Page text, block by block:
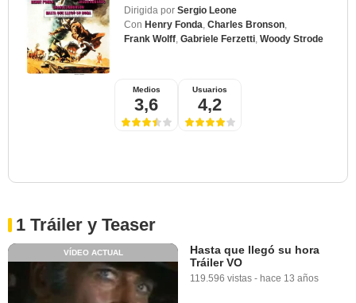
Dirigida por Sergio Leone
Con Henry Fonda Charles Bronson
Frank Wolff Gabriele Ferzetti Woody Strode
Medios
3,6
Usuarios
4,2
1 Tráiler y Teaser
VÍDEO ACTUAL
Hasta que llegó su hora
Tráiler VO
119.596 vistas - hace 13 años